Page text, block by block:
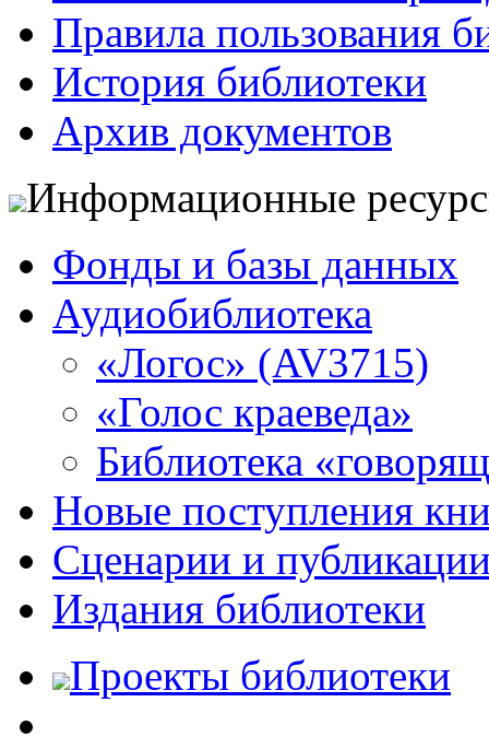
Правила пользования
История библиотеки
Архив документов
Информационные
Фонды и базы данных
Аудиобиблиотека
«Логос» (AV3715)
«Голос краеведа»
Библиотека
Новые поступления
Сценарии и
Издания библиотеки
Проекты библиотеки